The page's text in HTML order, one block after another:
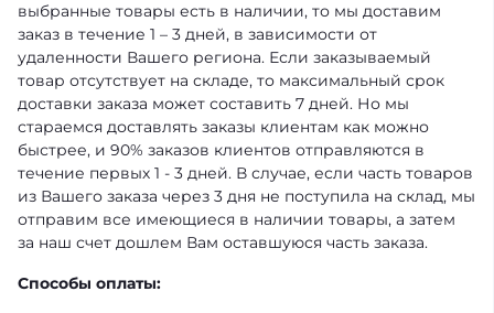
выбранные товары есть в наличии, то мы доставим
заказ в течение 1 – 3 дней, в зависимости от
удаленности Вашего региона. Если заказываемый
товар отсутствует на складе, то максимальный срок
доставки заказа может составить 7 дней. Но мы
стараемся доставлять заказы клиентам как можно
быстрее, и 90% заказов клиентов отправляются в
течение первых 1 - 3 дней. В случае, если часть товаров
из Вашего заказа через 3 дня не поступила на склад, мы
отправим все имеющиеся в наличии товары, а затем
за наш счет дошлем Вам оставшуюся часть заказа.
Способы оплаты: